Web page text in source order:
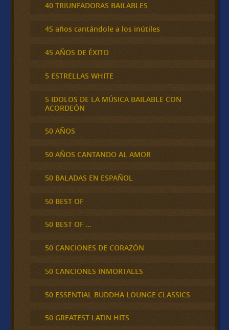
40 TRIUNFADORAS BAILABLES
45 años cantándole a los inútiles
45 AÑOS DE ÉXITO
5 ESTRELLAS WHITE
5 IDOLOS DE LA MÚSICA BAILABLE CON
ACORDEÓN
50 AÑOS
50 AÑOS CANTANDO AL AMOR
50 BALADAS EN ESPAÑOL
50 BEST OF
50 BEST OF …
50 CANCIONES DE CORAZÓN
50 CANCIONES INMORTALES
50 ESSENTIAL BUDDHA LOUNGE CLASSICS
50 GREATEST LATIN HITS